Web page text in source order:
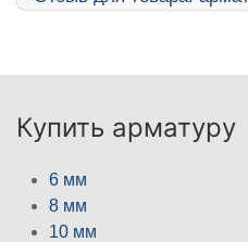
Купить арматуру
6 мм
8 мм
10 мм